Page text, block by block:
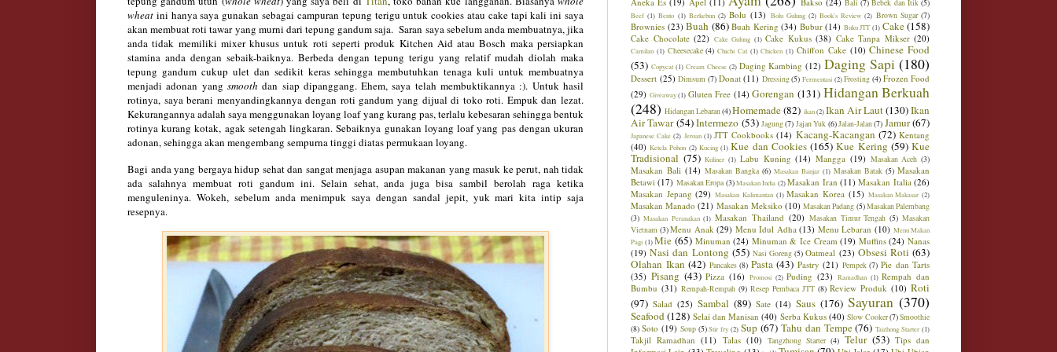
wheat ini hanya saya gunakan sebagai campuran tepung terigu untuk cookies atau cake tapi kali ini saya
akan membuat roti tawar yang murni dari tepung gandum saja. Saran saya sebelum anda membuatnya, jika
anda tidak memiliki mixer khusus untuk roti seperti produk Kitchen Aid atau Bosch maka persiapkan
stamina anda dengan sebaik-baiknya. Berbeda dengan tepung terigu yang relatif mudah diolah maka
tepung gandum cukup ulet dan sedikit keras sehingga membutuhkan tenaga kuli untuk membuatnya
menjadi adonan yang smooth dan siap dipanggang. Ehem, saya telah membuktikannya :). Untuk hasil
rotinya, saya berani menyandingkannya dengan roti gandum yang dijual di toko roti. Empuk dan lezat.
Kekurangannya adalah saya menggunakan loyang loaf yang kurang pas, terlalu kebesaran sehingga bentuk
rotinya kurang kotak, agak setengah lingkaran. Sebaiknya gunakan loyang loaf yang pas dengan ukuran
adonan, sehingga akan mengembang sempurna tinggi diatas permukaan loyang.
Bagi anda yang bergaya hidup sehat dan sangat menjaga asupan makanan yang masuk ke perut, nah tidak
ada salahnya membuat roti gandum ini. Selain sehat, anda juga bisa sambil berolah raga ketika
menguleninya. Wokeh, sebelum anda menimpuk saya dengan sandal jepit, yuk mari kita intip saja
resepnya.
Bali (7) Bebek dan Itik (5)
Beef (1) Bento (1) Berkebun (2) Bolu (13) Bolu Gulung (2) Book's Review (2) Brown Sugar (7)
Brownies (23) Buah (86) Buah Kering (34) Bubur (14) Buku JTT (1) Cake(158)
Cake Chocolate (22) Cake Gulung (1) Cake Kukus (38) Cake Tanpa Mikser (20)
Camilan (1) Cheesecake (4) Chichi Cat (1) Chicken (1) Chiffon Cake (10) Chinese Food
(53) Copycat (1) Cream Cheese (2) Daging Kambing (12) Daging Sapi (180)
Dessert (25) Dimsum (7) Donat (11) Dressing (5) Fermentasi (2) Frosting (4) Frozen Food
(29) Giveaway (1) Gluten Free (14) Gorengan (131) Hidangan Berkuah
(248) Hidangan Lebaran(4)Homemade(82) ikan (2) Ikan Air Laut(130)Ikan
Air Tawar (54)Intermezo (53) Jagung(7) Jajan Yuk (6)Jalan-Jalan(7) Jamur(67)
Japanese Cake (2) Jeroan (1) JTT Cookbooks (14) Kacang-Kacangan (72) Kentang
(40) Ketela Pohon (2) Kucing (1) Kue dan Cookies (165) Kue Kering (59) Kue
Tradisional (75) Kuliner (1) Labu Kuning (14) Mangga (19) Masakan Aceh (3)
Masakan Bali (14) Masakan Bangka (6) Masakan Banjar (1) Masakan Batak (5) Masakan
Betawi (17) Masakan Eropa (3) Masakan India (2) Masakan Iran (11) Masakan Italia (26)
Masakan Jepang (29) Masakan Kalimantan (1) Masakan Korea (15) Masakan Makasar (2)
Masakan Manado (21) Masakan Meksiko (10) Masakan Padang (5)Masakan Palembang
(3) Masakan Peranakan (1) Masakan Thailand (20) Masakan Timur Tengah (5) Masakan
Vietnam (3)Menu Anak (29) Menu Idul Adha (13) Menu Lebaran (10) Menu Makan
Pagi (1) Mie (65) Minuman (24) Minuman & Ice Cream (19) Muffins (24) Nanas
(19) Nasi dan Lontong (55) Nasi Goreng (5) Oatmeal (23) Obsesi Roti (63)
Olahan Ikan (42) Pancakes (8) Pasta (43) Pastry (21) Pempek (7) Pie dan Tarts
(35) Pisang (43) Pizza (16) Promosi (2) Puding (23) Ramadhan (1) Rempah dan
Bumbu (31) Rempah-Rempah (9) Resep Pembaca JTT (8) Review Produk (10) Roti
(97) Salad (25) Sambal (89) Sate (14) Saus (176) Sayuran (370)
Seafood(128) Selai dan Manisan (40) Serba Kukus (40) Slow Cooker(7)Smoothie
(8) Soto (19) Soup (5) Stir fry (2) Sup (67) Tahu dan Tempe (76) Taizhong Starter (1)
Takjil Ramadhan (11) Talas (10) Tangzhong Starter (4) Telur (53) Tips dan